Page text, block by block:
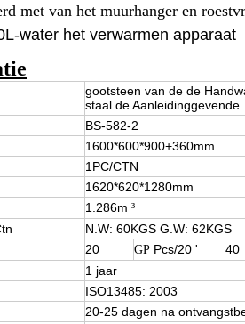
met van het muurhanger en
water het verwarmen apparaat
gootsteen van de de
staal de Aanleidinggevende
BS-582-2
1600*600*900+360mm
1PC/CTN
1620*620*1280mm
1.286m ³
N.W: 60KGS G.W: 62KGS
20 GP Pcs/20 ' 40
1 jaar
ISO13485: 2003
20-25 dagen na